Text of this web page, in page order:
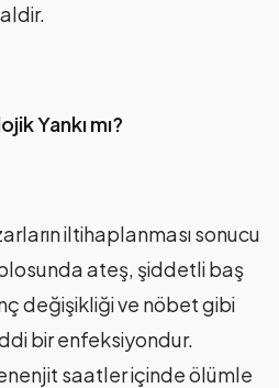
Yankı mı?
iltihaplanması sonucu
ateş, şiddetli baş
değişikliği ve nöbet gibi
bir enfeksiyondur.
saatler içinde ölümle